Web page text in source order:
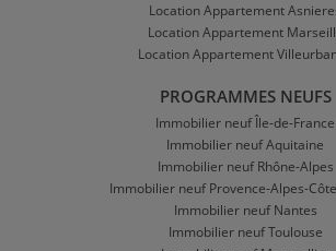
Location Appartement
Location Appartement
Location Appartement
PROGRAMMES NEUFS
Immobilier neuf Île-de-France
Immobilier neuf Aquitaine
Immobilier neuf Rhône-Alpes
Immobilier neuf Provence-Alpes-
Immobilier neuf Nantes
Immobilier neuf Toulouse